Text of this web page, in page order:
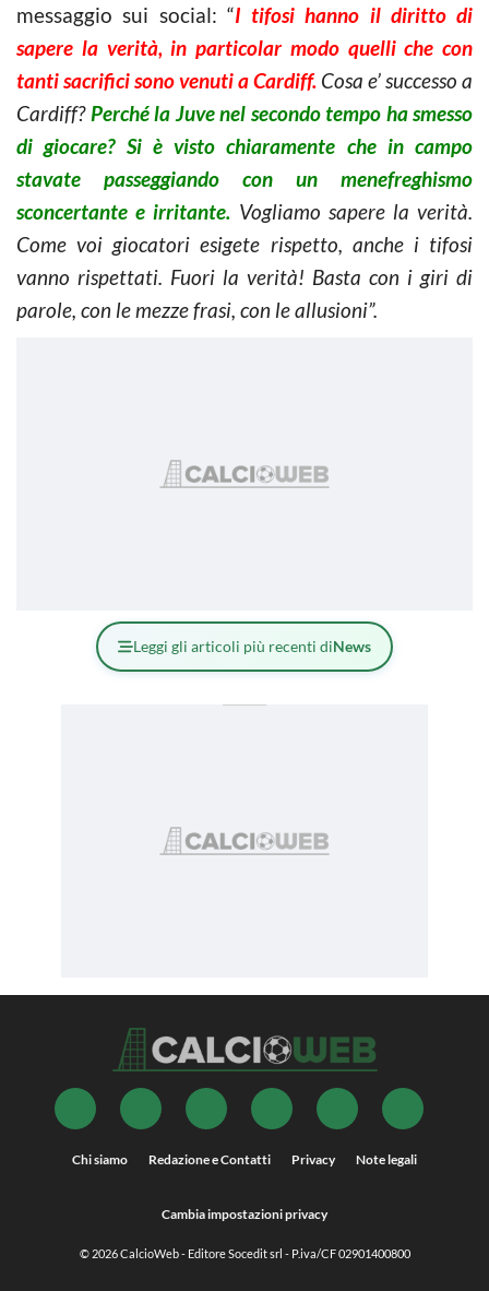
messaggio sui social: “I tifosi hanno il diritto di
sapere la verità, in particolar modo quelli che con
tanti sacrifici sono venuti a Cardiff. Cosa e’ successo a
Cardiff? Perché la Juve nel secondo tempo ha smesso
di giocare? Si è visto chiaramente che in campo
stavate passeggiando con un menefreghismo
sconcertante e irritante. Vogliamo sapere la verità.
Come voi giocatori esigete rispetto, anche i tifosi
vanno rispettati. Fuori la verità! Basta con i giri di
parole, con le mezze frasi, con le allusioni”.
Leggi gli articoli più recenti diNews
Chi siamo Redazione e Contatti Privacy Note legali
Cambia impostazioni privacy
© 2026CalcioWeb- Editore Socedit srl - P.iva/CF 02901400800